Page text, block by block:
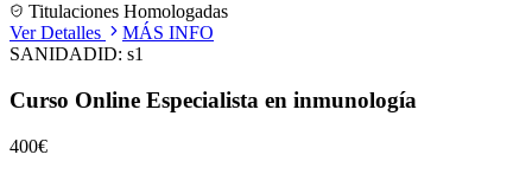
Titulaciones Homologadas
Ver Detalles
MÁS INFO
SANIDADID: s1
Curso Online Especialista en inmunología
400€